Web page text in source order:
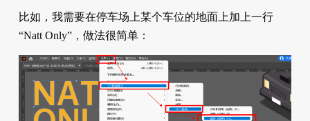
比如，我需要在停车场上某个车位的地面上加上一行
“Natt Only”，做法很简单：